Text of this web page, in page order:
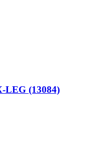
LEG (13084)